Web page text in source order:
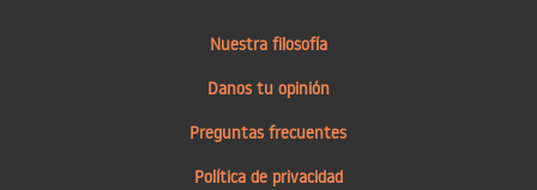
Nuestra filosofía
Danos tu opinión
Preguntas frecuentes
Política de privacidad